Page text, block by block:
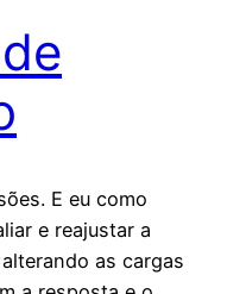
E eu como
e reajustar a
as cargas